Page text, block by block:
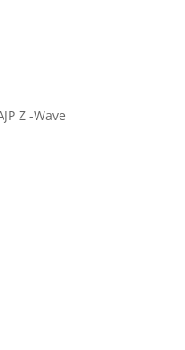
Z -Wave